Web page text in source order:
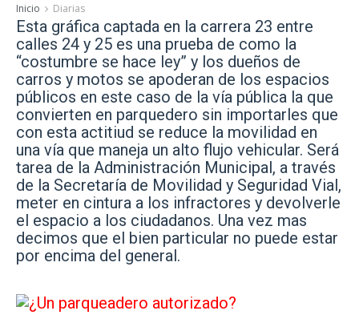
Inicio Diarias
Esta gráfica captada en la carrera 23 entre
calles 24 y 25 es una prueba de como la
“costumbre se hace ley” y los dueños de
carros y motos se apoderan de los espacios
públicos en este caso de la vía pública la que
convierten en parquedero sin importarles que
con esta actitiud se reduce la movilidad en
una vía que maneja un alto flujo vehicular. Será
tarea de la Administración Municipal, a través
de la Secretaría de Movilidad y Seguridad Vial,
meter en cintura a los infractores y devolverle
el espacio a los ciudadanos. Una vez mas
decimos que el bien particular no puede estar
por encima del general.